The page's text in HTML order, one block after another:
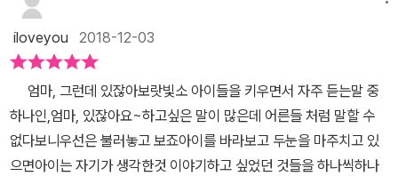
iloveyou 2018-12-03
엄마, 그런데 있잖아보랏빛소 아이들을 키우면서 자주 듣는말 중
하나인,엄마, 있잖아요~하고싶은 말이 많은데 어른들 처럼 말할 수
없다보니우선은 불러놓고 보죠아이를 바라보고 두눈을 마주치고 있
으면아이는 자기가 생각한것 이야기하고 싶었던 것들을 하나씩하나